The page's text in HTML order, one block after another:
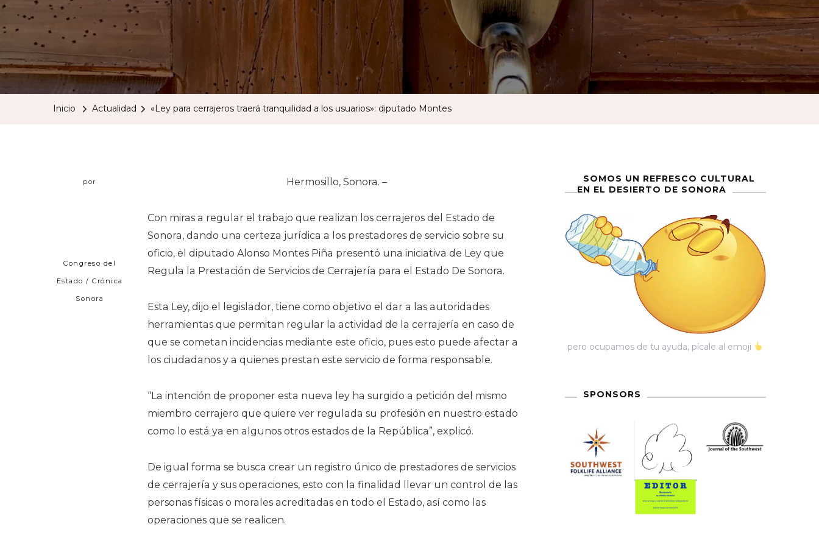
Para
Cerrajeros
Traerá
Tranquilidad
A
Inicio Actualidad «Ley para cerrajeros traerá tranquilidad a los usuarios»: diputado Montes
por
Congreso del
Estado / Crónica
Sonora
Hermosillo, Sonora. –
Con miras a regular el trabajo que realizan los cerrajeros del Estado de
Sonora, dando una certeza jurídica a los prestadores de servicio sobre su
oficio, el diputado Alonso Montes Piña presentó una iniciativa de Ley que
Regula la Prestación de Servicios de Cerrajería para el Estado De Sonora.
Esta Ley, dijo el legislador, tiene como objetivo el dar a las autoridades
herramientas que permitan regular la actividad de la cerrajería en caso de
que se cometan incidencias mediante este oficio, pues esto puede afectar a
los ciudadanos y a quienes prestan este servicio de forma responsable.
“La intención de proponer esta nueva ley ha surgido a petición del mismo
miembro cerrajero que quiere ver regulada su profesión en nuestro estado
como lo está ya en algunos otros estados de la República”, explicó.
De igual forma se busca crear un registro único de prestadores de servicios
de cerrajería y sus operaciones, esto con la finalidad llevar un control de las
personas físicas o morales acreditadas en todo el Estado, así como las
operaciones que se realicen.
SOMOS UN REFRESCO CULTURAL
EN EL DESIERTO DE SONORA
pero ocupamos de tu ayuda, pícale al emoji
SPONSORS